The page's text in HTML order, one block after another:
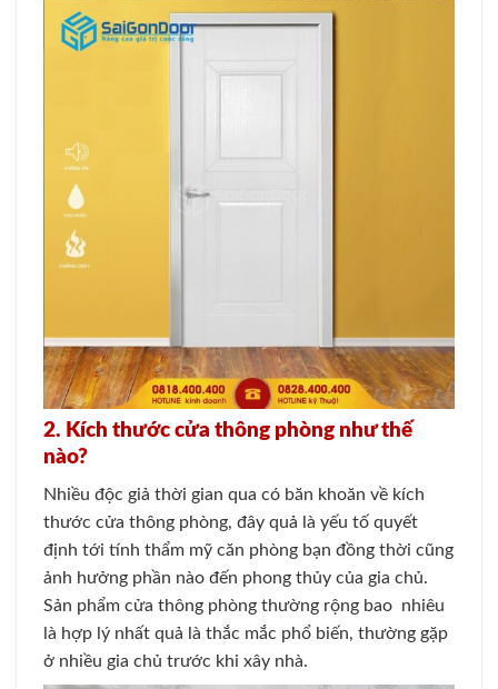
2. Kích thước cửa thông phòng như thế
nào?
Nhiều độc giả thời gian qua có băn khoăn về kích
thước cửa thông phòng, đây quả là yếu tố quyết
định tới tính thẩm mỹ căn phòng bạn đồng thời cũng
ảnh hưởng phần nào đến phong thủy của gia chủ.
Sản phẩm cửa thông phòng thường rộng bao nhiêu
là hợp lý nhất quả là thắc mắc phổ biến, thường gặp
ở nhiều gia chủ trước khi xây nhà.